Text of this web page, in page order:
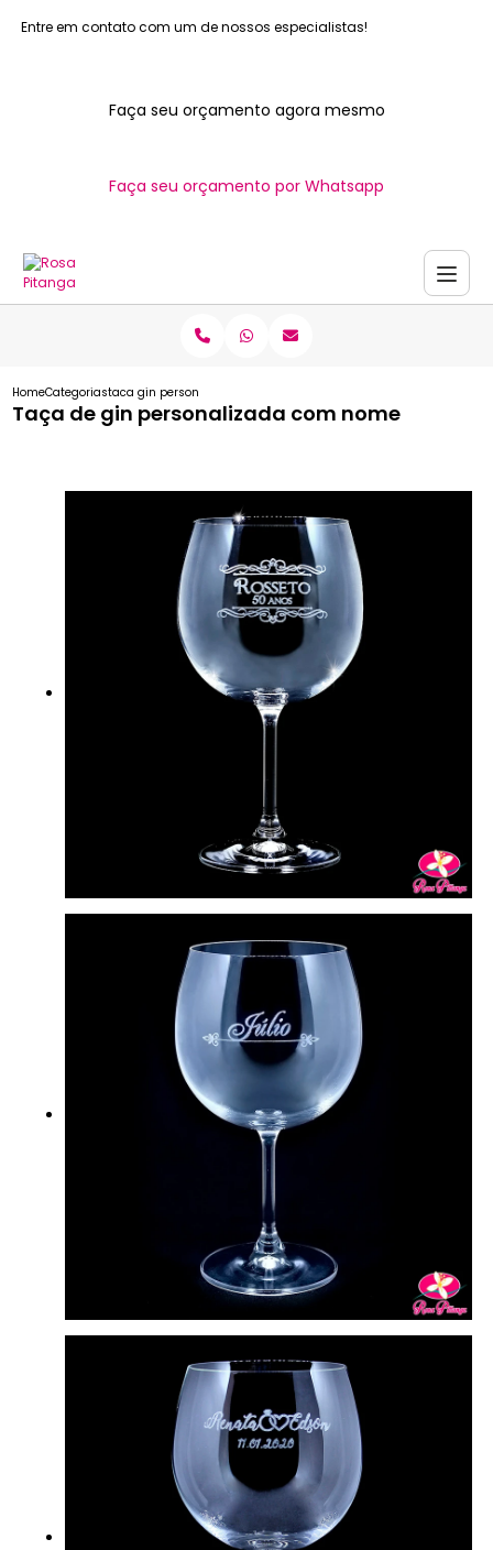
Entre em contato com um de nossos especialistas!
Faça seu orçamento agora mesmo
Faça seu orçamento por Whatsapp
HomeCategoriastaca gin personalizada nome
Taça de gin personalizada com nome